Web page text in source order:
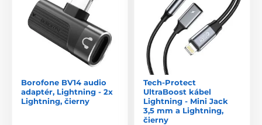
Borofone BV14 audio
adaptér, Lightning - 2x
Lightning, čierny
Tech-Protect
UltraBoost kábel
Lightning - Mini Jack
3,5 mm a Lightning,
čierny